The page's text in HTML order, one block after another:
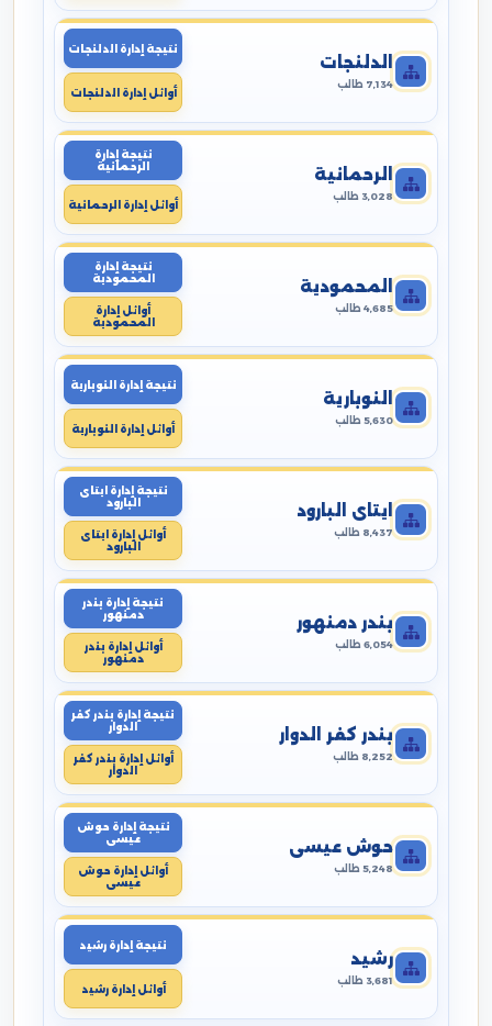
الدلنجات
7,134 طالب
نتيجة إدارة الدلنجات
أوائل إدارة الدلنجات
الرحمانية
3,028 طالب
نتيجة إدارة
الرحمانية
أوائل إدارة الرحمانية
المحمودية
4,685 طالب
نتيجة إدارة
المحمودية
أوائل إدارة
المحمودية
النوبارية
5,630 طالب
نتيجة إدارة النوبارية
أوائل إدارة النوبارية
ايتاى البارود
8,437 طالب
نتيجة إدارة ايتاى
البارود
أوائل إدارة ايتاى
البارود
بندر دمنهور
6,054 طالب
نتيجة إدارة بندر
دمنهور
أوائل إدارة بندر
دمنهور
بندر كفر الدوار
8,252 طالب
نتيجة إدارة بندر كفر
الدوار
أوائل إدارة بندر كفر
الدوار
حوش عيسى
5,248 طالب
نتيجة إدارة حوش
عيسى
أوائل إدارة حوش
عيسى
رشيد
3,681 طالب
نتيجة إدارة رشيد
أوائل إدارة رشيد